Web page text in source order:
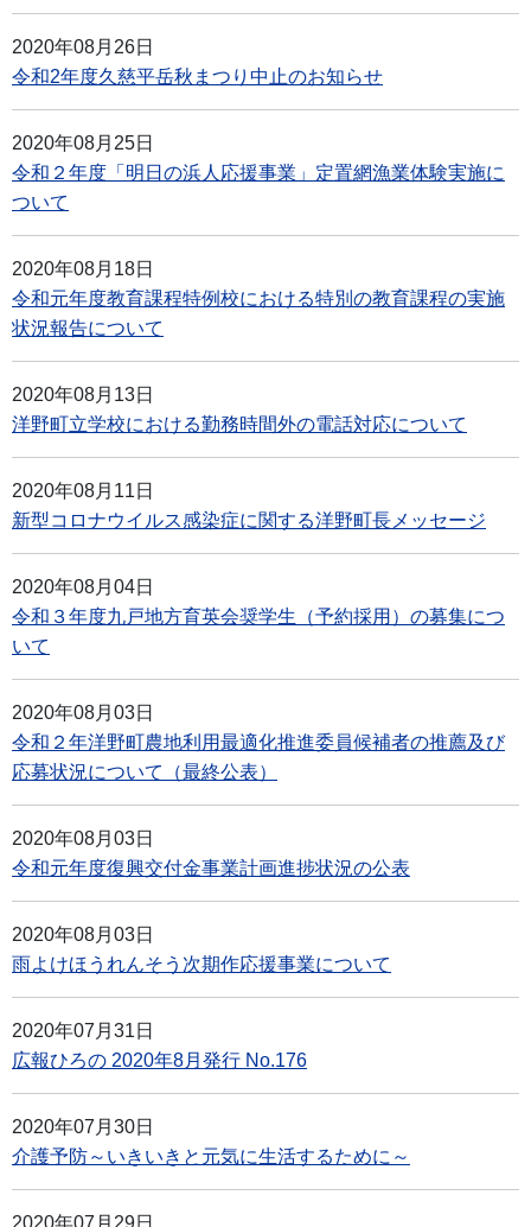
2020年08月26日
令和2年度久慈平岳秋まつり中止のお知らせ
2020年08月25日
令和２年度「明日の浜人応援事業」定置網漁業体験実施に
ついて
2020年08月18日
令和元年度教育課程特例校における特別の教育課程の実施
状況報告について
2020年08月13日
洋野町立学校における勤務時間外の電話対応について
2020年08月11日
新型コロナウイルス感染症に関する洋野町長メッセージ
2020年08月04日
令和３年度九戸地方育英会奨学生（予約採用）の募集につ
いて
2020年08月03日
令和２年洋野町農地利用最適化推進委員候補者の推薦及び
応募状況について（最終公表）
2020年08月03日
令和元年度復興交付金事業計画進捗状況の公表
2020年08月03日
雨よけほうれんそう次期作応援事業について
2020年07月31日
広報ひろの 2020年8月発行 No.176
2020年07月30日
介護予防～いきいきと元気に生活するために～
2020年07月29日